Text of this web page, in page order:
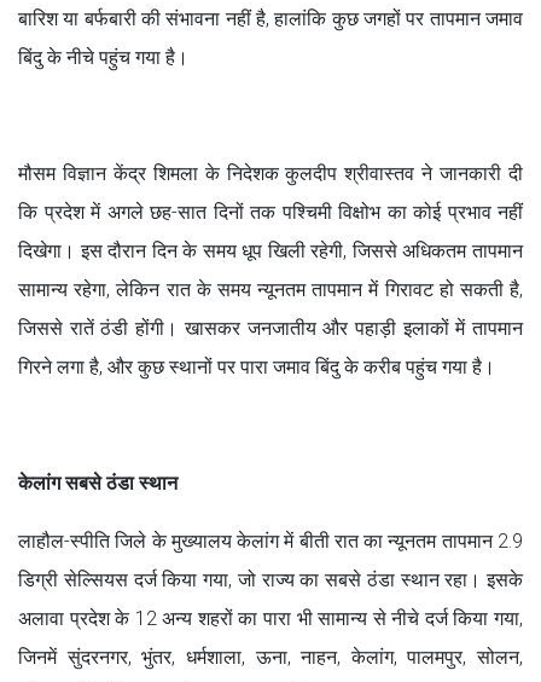
बारिश या बर्फबारी की संभावना नहीं है, हालांकि कुछ जगहों पर तापमान जमाव
बिंदु के नीचे पहुंच गया है।
मौसम विज्ञान केंद्र शिमला के निदेशक कुलदीप श्रीवास्तव ने जानकारी दी
कि प्रदेश में अगले छह-सात दिनों तक पश्चिमी विक्षोभ का कोई प्रभाव नहीं
दिखेगा। इस दौरान दिन के समय धूप खिली रहेगी, जिससे अधिकतम तापमान
सामान्य रहेगा, लेकिन रात के समय न्यूनतम तापमान में गिरावट हो सकती है,
जिससे रातें ठंडी होंगी। खासकर जनजातीय और पहाड़ी इलाकों में तापमान
गिरने लगा है, और कुछ स्थानों पर पारा जमाव बिंदु के करीब पहुंच गया है।
केलांग सबसे ठंडा स्थान
लाहौल-स्पीति जिले के मुख्यालय केलांग में बीती रात का न्यूनतम तापमान 2.9
डिग्री सेल्सियस दर्ज किया गया, जो राज्य का सबसे ठंडा स्थान रहा। इसके
अलावा प्रदेश के 12 अन्य शहरों का पारा भी सामान्य से नीचे दर्ज किया गया,
जिनमें सुंदरनगर, भुंतर, धर्मशाला, ऊना, नाहन, केलांग, पालमपुर, सोलन,